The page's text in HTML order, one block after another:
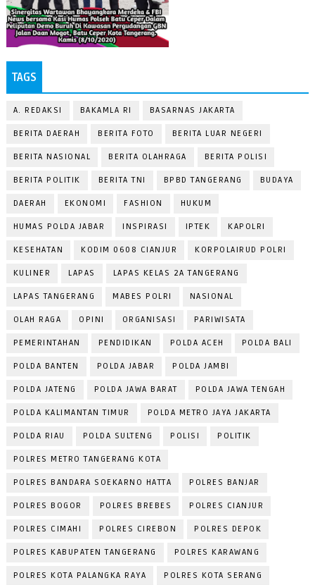
TAGS
A. REDAKSI BAKAMLA RI BASARNAS JAKARTA
BERITA DAERAH BERITA FOTO BERITA LUAR NEGERI
BERITA NASIONAL BERITA OLAHRAGA BERITA POLISI
BERITA POLITIK BERITA TNI BPBD TANGERANG BUDAYA
DAERAH EKONOMI FASHION HUKUM
HUMAS POLDA JABAR INSPIRASI IPTEK KAPOLRI
KESEHATAN KODIM 0608 CIANJUR KORPOLAIRUD POLRI
KULINER LAPAS LAPAS KELAS 2A TANGERANG
LAPAS TANGERANG MABES POLRI NASIONAL
OLAH RAGA OPINI ORGANISASI PARIWISATA
PEMERINTAHAN PENDIDIKAN POLDA ACEH POLDA BALI
POLDA BANTEN POLDA JABAR POLDA JAMBI
POLDA JATENG POLDA JAWA BARAT POLDA JAWA TENGAH
POLDA KALIMANTAN TIMUR POLDA METRO JAYA JAKARTA
POLDA RIAU POLDA SULTENG POLISI POLITIK
POLRES METRO TANGERANG KOTA
POLRES BANDARA SOEKARNO HATTA POLRES BANJAR
POLRES BOGOR POLRES BREBES POLRES CIANJUR
POLRES CIMAHI POLRES CIREBON POLRES DEPOK
POLRES KABUPATEN TANGERANG POLRES KARAWANG
POLRES KOTA PALANGKA RAYA POLRES KOTA SERANG